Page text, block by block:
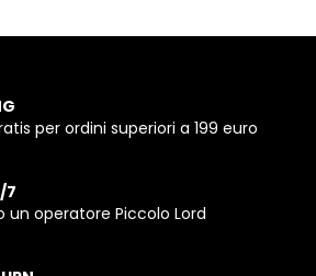
per ordini superiori a 199 euro
7
un operatore Piccolo Lord